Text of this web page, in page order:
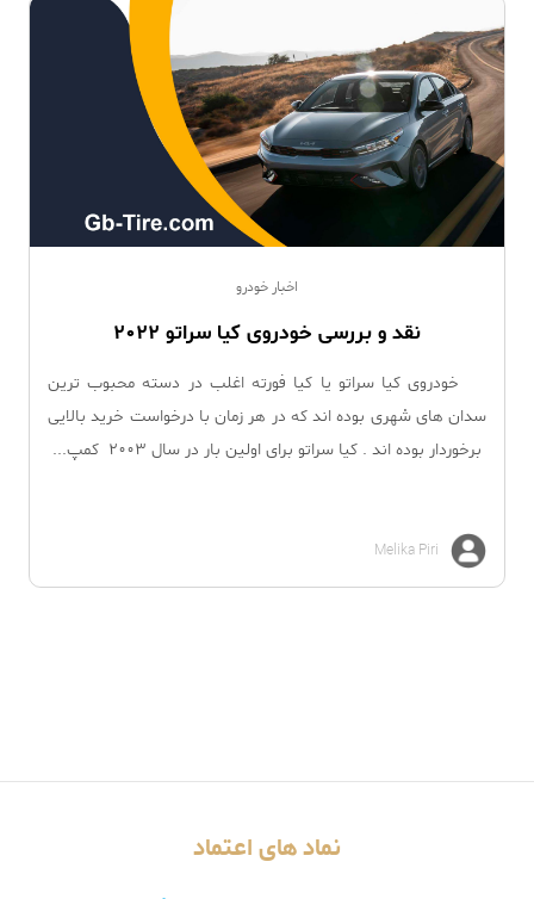
اخبار خودرو
نقد و بررسی خودروی کیا سراتو 2022
خودروی کیا سراتو یا کیا فورته اغلب در دسته محبوب ترین
سدان های شهری بوده اند که در هر زمان با درخواست خرید بالایی
برخوردار بوده اند . کیا سراتو برای اولین بار در سال 2003 کمپ...
Melika Piri
نماد های اعتماد